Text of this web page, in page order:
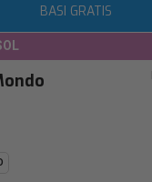
BASI GRATIS